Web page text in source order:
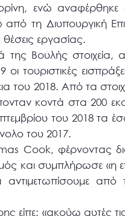
ενώ αναφέρθηκε
τη Διυπουργική
εργασίας.
Βουλής στοιχεία,
τουριστικές
του 2018. Από τα
κοντά στα 200
του 2018 τα
του 2017.
Cook, φέρνοντας
και συμπλήρωσε «η
αντιμετωπίσουμε από
«ακούω αυτές τις